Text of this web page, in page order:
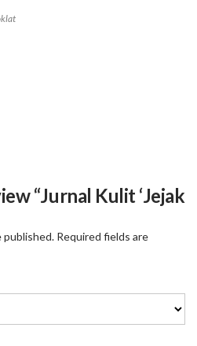
“Jurnal Kulit ‘Jejak
published. Required fields are